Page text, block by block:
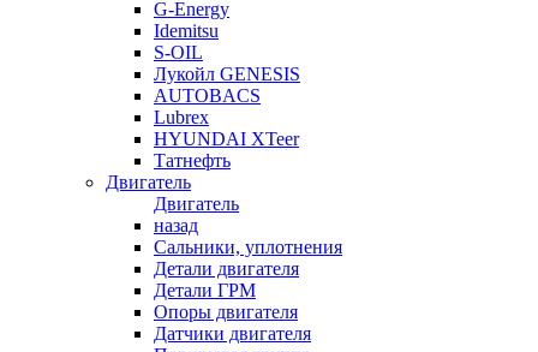
G-Energy
Idemitsu
S-OIL
Лукойл GENESIS
AUTOBACS
Lubrex
HYUNDAI XTeer
Татнефть
Двигатель
Двигатель
назад
Сальники, уплотнения
Детали двигателя
Детали ГРМ
Опоры двигателя
Датчики двигателя